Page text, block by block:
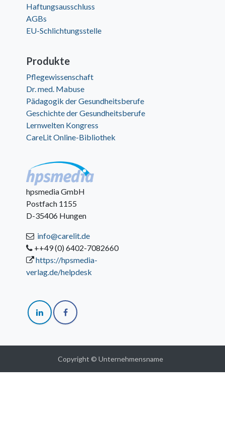
Haftungsausschluss
AGBs
EU-Schlichtungsstelle
Produkte
Pflegewissenschaft
Dr. med. Mabuse
Pädagogik der Gesundheitsberufe
Geschichte der Gesundheitsberufe
Lernwelten Kongress
CareLit Online-Bibliothek
hpsmedia GmbH
Postfach 1155
D-35406 Hungen
info@carelit.de
++49 (0) 6402-7082660
https://hpsmedia-
verlag.de/helpdesk
Copyright © Unternehmensname